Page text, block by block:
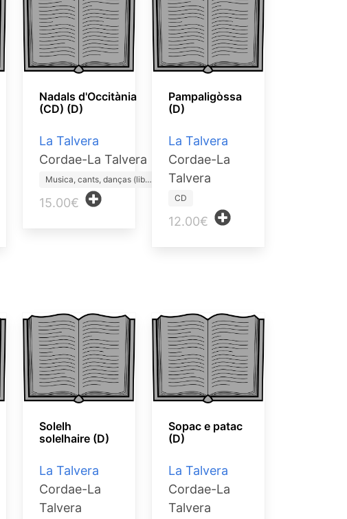
Nadals d'Occitània
(CD) (D)
La Talvera
Cordae-La Talvera
Musica, cants, danças (lib…
15.00€
Pampaligòssa
(D)
La Talvera
Cordae-La
Talvera
CD
12.00€
Solelh
solelhaire (D)
La Talvera
Cordae-La
Talvera
Sopac e patac
(D)
La Talvera
Cordae-La
Talvera